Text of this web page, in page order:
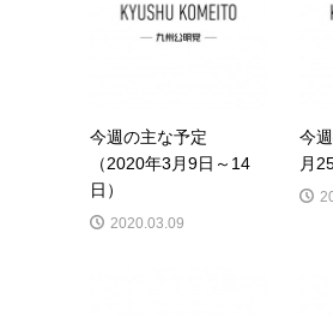
今週の主な予定
（2020年3月9日～14
日）
2020.03.09
今
月